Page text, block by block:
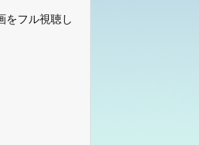
をフル視聴し